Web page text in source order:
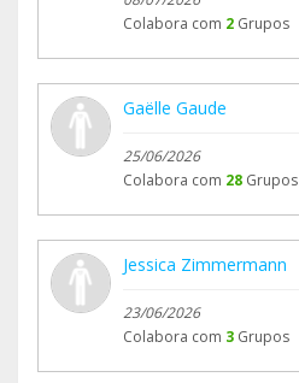
Colabora com 2 Grupos
Gaëlle Gaude
25/06/2026
Colabora com 28 Grupos
Jessica Zimmermann
23/06/2026
Colabora com 3 Grupos